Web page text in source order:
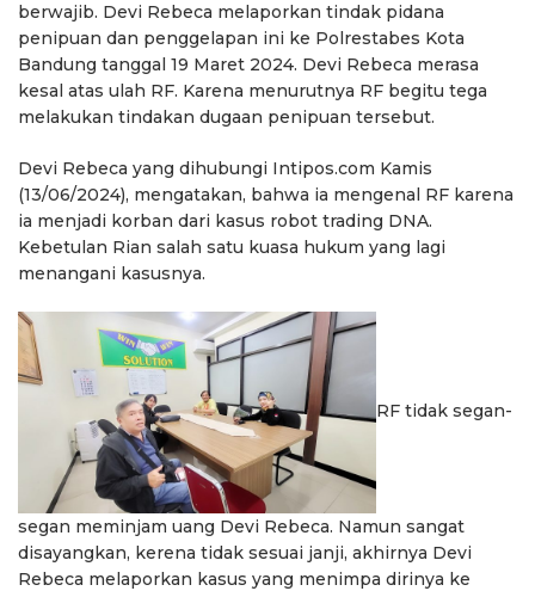
berwajib. Devi Rebeca melaporkan tindak pidana
penipuan dan penggelapan ini ke Polrestabes Kota
Bandung tanggal 19 Maret 2024. Devi Rebeca merasa
kesal atas ulah RF. Karena menurutnya RF begitu tega
melakukan tindakan dugaan penipuan tersebut.
Devi Rebeca yang dihubungi Intipos.com Kamis
(13/06/2024), mengatakan, bahwa ia mengenal RF karena
ia menjadi korban dari kasus robot trading DNA.
Kebetulan Rian salah satu kuasa hukum yang lagi
menangani kasusnya.
RF tidak segan-
segan meminjam uang Devi Rebeca. Namun sangat
disayangkan, kerena tidak sesuai janji, akhirnya Devi
Rebeca melaporkan kasus yang menimpa dirinya ke